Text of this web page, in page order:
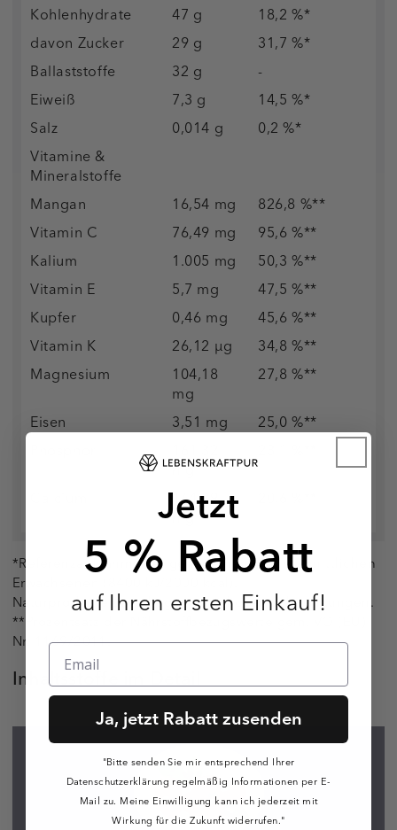
Kohlenhydrate
47 g
18,2 %*
davon Zucker
29 g
31,7 %*
Ballaststoffe
32 g
-
Eiweiß
7,3 g
14,5 %*
Salz
0,014 g
0,2 %*
Vitamine &
Mineralstoffe
Mangan
16,54 mg
826,8 %**
Vitamin C
76,49 mg
95,6 %**
Kalium
1.005 mg
50,3 %**
Vitamin E
5,7 mg
47,5 %**
Kupfer
0,46 mg
45,6 %**
Vitamin K
26,12 µg
34,8 %**
Magnesium
104,18
mg
27,8 %**
Eisen
3,51 mg
25,0 %**
mg
164,89
mg
*Referenzaufnahmemenge für einen durchschnittlichen
Erwachsenen (8400 kJ/2000 kcal).
Naturprodukte unterliegen natürlichen Schwankungen.
**Prozentsatz der Nährstoffbezugswerte gem. VO (EU)
Nr. 1169/2011.
Inhaltsstoffe im Detail
Jetzt
5 % Rabatt
auf Ihren ersten Einkauf!
Ja, jetzt Rabatt zusenden
"Bitte senden Sie mir entsprechend Ihrer
Datenschutzerklärung regelmäßig Informationen per E-
Mail zu. Meine Einwilligung kann ich jederzeit mit
Wirkung für die Zukunft widerrufen."